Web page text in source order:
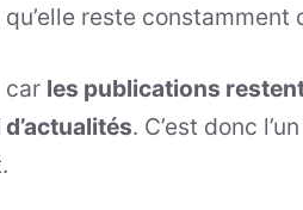
reste constamment
car les publications
. C’est donc